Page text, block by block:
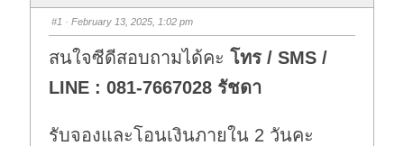
#1 · February 13, 2025, 1:02 pm
สนใจซีดีสอบถามได้คะโทร / SMS /
LINE : 081-7667028 รัชดา
รับจองและโอนเงินภายใน 2 วันคะ